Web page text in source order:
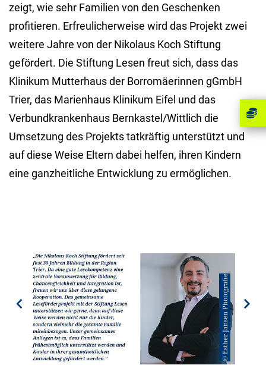
zeigt, wie sehr Familien von den Geschenken
profitieren. Erfreulicherweise wird das Projekt zwei
weitere Jahre von der Nikolaus Koch Stiftung
gefördert. Die Stiftung Lesen freut sich, dass das
Klinikum Mutterhaus der Borromäerinnen gGmbH
Trier, das Marienhaus Klinikum Eifel und das
Verbundkrankenhaus Bernkastel/Wittlich die
Umsetzung des Projekts tatkräftig unterstützt und
auf diese Weise Eltern dabei helfen, ihren Kindern
eine ganzheitliche Entwicklung zu ermöglichen.
Previous © Esther Jansen Photografie
Previous © Esther Jansen Photographie
Previous © Stiftung Lesen/Esther Jansen
Previous © Stiftung Lesen/Esther Jansen
Previous